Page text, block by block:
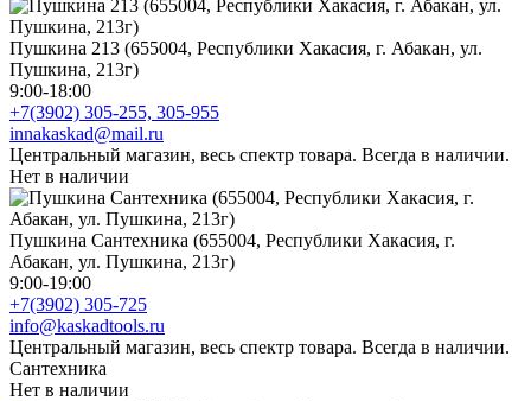
Пушкина 213 (655004, Республики Хакасия, г. Абакан, ул.
Пушкина, 213г)
9:00-18:00
+7(3902) 305-255, 305-955
innakaskad@mail.ru
Центральный магазин, весь спектр товара. Всегда в наличии.
Нет в наличии
Пушкина Сантехника (655004, Республики Хакасия, г.
Абакан, ул. Пушкина, 213г)
9:00-19:00
+7(3902) 305-725
info@kaskadtools.ru
Центральный магазин, весь спектр товара. Всегда в наличии.
Сантехника
Нет в наличии